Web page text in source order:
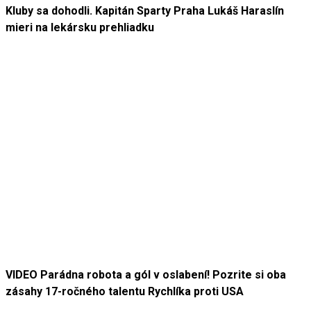
Kluby sa dohodli. Kapitán Sparty Praha Lukáš Haraslín
mieri na lekársku prehliadku
VIDEO Parádna robota a gól v oslabení! Pozrite si oba
zásahy 17-ročného talentu Rychlíka proti USA